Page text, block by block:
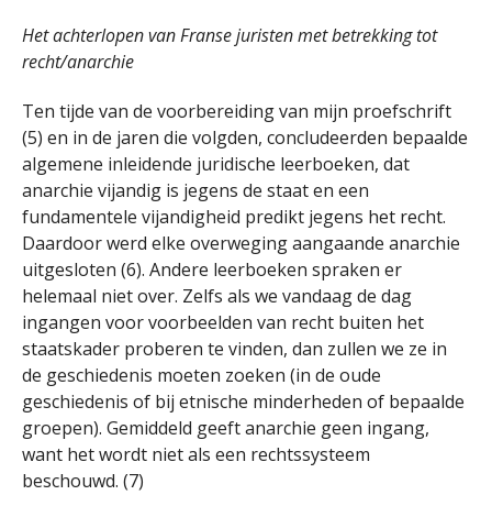
Het achterlopen van Franse juristen met betrekking tot
recht/anarchie
Ten tijde van de voorbereiding van mijn proefschrift
(5) en in de jaren die volgden, concludeerden bepaalde
algemene inleidende juridische leerboeken, dat
anarchie vijandig is jegens de staat en een
fundamentele vijandigheid predikt jegens het recht.
Daardoor werd elke overweging aangaande anarchie
uitgesloten (6). Andere leerboeken spraken er
helemaal niet over. Zelfs als we vandaag de dag
ingangen voor voorbeelden van recht buiten het
staatskader proberen te vinden, dan zullen we ze in
de geschiedenis moeten zoeken (in de oude
geschiedenis of bij etnische minderheden of bepaalde
groepen). Gemiddeld geeft anarchie geen ingang,
want het wordt niet als een rechtssysteem
beschouwd. (7)